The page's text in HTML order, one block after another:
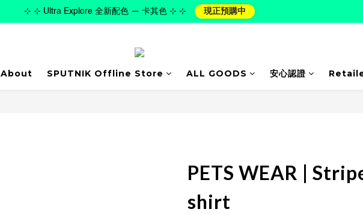
About SPUTNIK Offline Store ALL GOODS 安心認證
PETS WEAR |
shirt
⊹ ⊹ Ultra Explore 全新配色 — 卡其色 ⊹ ⊹ 現正預購中